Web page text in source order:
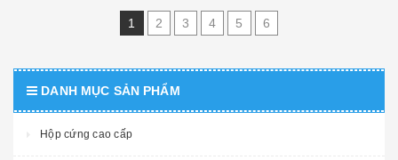
1 2 3 4 5 6
DANH MỤC SẢN PHẨM
Hộp cứng cao cấp